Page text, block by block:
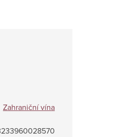
Zahraniční vína